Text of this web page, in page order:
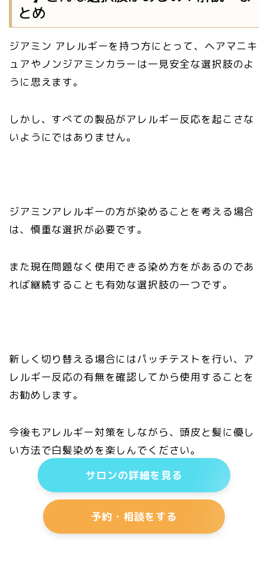
とめ
ジアミン アレルギーを持つ方にとって、ヘアマニキ
ュアやノンジアミンカラーは一見安全な選択肢のよ
うに思えます。
しかし、すべての製品がアレルギー反応を起こさな
いようにではありません。
ジアミンアレルギーの方が染めることを考える場合
は、慎重な選択が必要です。
また現在問題なく使用できる染め方をがあるのであ
れば継続することも有効な選択肢の一つです。
新しく切り替える場合にはパッチテストを行い、ア
レルギー反応の有無を確認してから使用することを
お勧めします。
今後もアレルギー対策をしながら、頭皮と髪に優し
い方法で白髪染めを楽しんでください。
サロンの詳細を見る
予約・相談をする